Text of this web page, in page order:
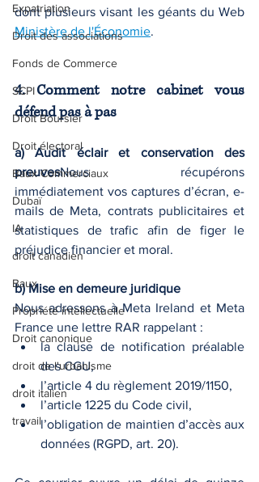
Expatriation
Droit des associations
Fonds de Commerce
SCPI
Droit Boursier
Droit électoral
Baux Commerciaux
Dubaï
IA
droit canadien
Baux
Propriété intellectuelle
Droit canonique
droit de l'urbanisme
droit italien
travail
Ministère de l'Économie.
4. Comment notre cabinet vous
défend pas à pas
a) Audit éclair et conservation des
preuvesNous récupérons
immédiatement vos captures d’écran, e-
mails de Meta, contrats publicitaires et
statistiques de trafic afin de figer le
préjudice financier et moral.
b) Mise en demeure juridique
Nous adressons à Meta Ireland et Meta
France une lettre RAR rappelant :
la clause de notification préalable
des CGU,
l’article 4 du règlement 2019/1150,
l’article 1225 du Code civil,
l’obligation de maintien d’accès aux
données (RGPD, art. 20).